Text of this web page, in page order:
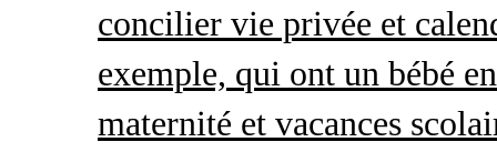
concilier vie privée et
exemple, qui ont un bébé
maternité et vacances